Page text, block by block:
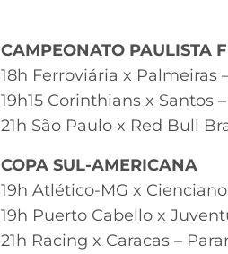
CAMPEONATO PAULISTA
18h Ferroviária x Palmeiras
19h15 Corinthians x Santos
21h São Paulo x Red Bull
COPA SUL-AMERICANA
19h Atlético-MG x Cienciano
19h Puerto Cabello x
21h Racing x Caracas –